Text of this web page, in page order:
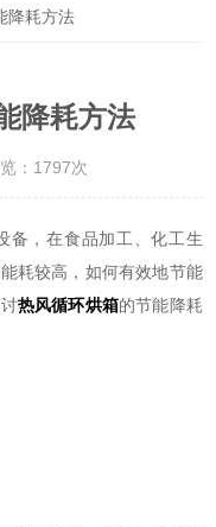
降耗方法
降耗方法
：1797次
，在食品加工、化工生
耗较高，如何有效地节能
热风循环烘箱的节能降耗